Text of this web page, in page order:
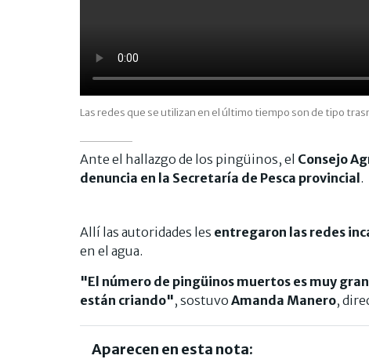
Las redes que se utilizan en el último tiempo son de tipo
Ante el hallazgo de los pingüinos, el Consejo
denuncia en la Secretaría de Pesca provincial.
Allí las autoridades les entregaron las redes
en el agua.
"El número de pingüinos muertos es muy
están criando", sostuvo Amanda Manero,
Aparecen en esta nota: